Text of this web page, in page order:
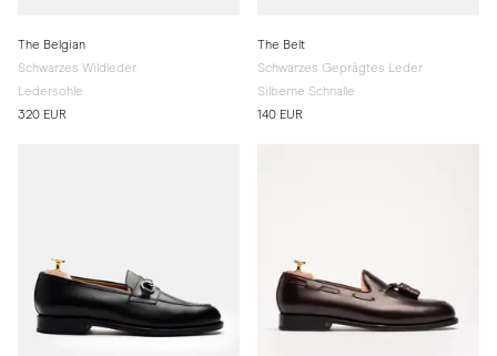
The Belgian
Schwarzes Wildleder
Ledersohle
320 EUR
The Belt
Schwarzes Geprägtes Leder
Silberne Schnalle
140 EUR